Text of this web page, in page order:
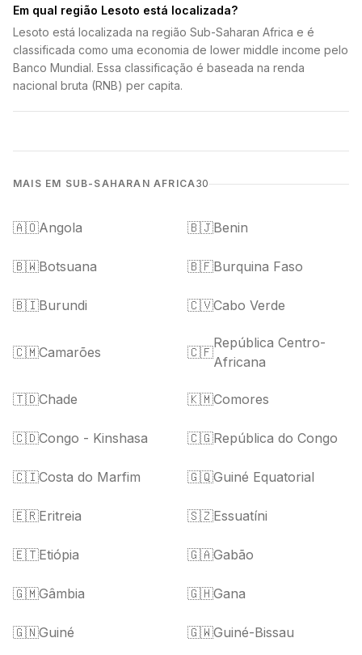
Em qual região Lesoto está localizada?
Lesoto está localizada na região Sub-Saharan Africa e é
classificada como uma economia de lower middle income pelo
Banco Mundial. Essa classificação é baseada na renda
nacional bruta (RNB) per capita.
MAIS EM SUB-SAHARAN AFRICA30
🇦🇴Angola 🇧🇯Benin
🇧🇼Botsuana 🇧🇫Burquina Faso
🇧🇮Burundi 🇨🇻Cabo Verde
🇨🇲Camarões 🇨🇫
República Centro-
Africana
🇹🇩Chade 🇰🇲Comores
🇨🇩Congo - Kinshasa 🇨🇬República do Congo
🇨🇮Costa do Marfim 🇬🇶Guiné Equatorial
🇪🇷Eritreia 🇸🇿Essuatíni
🇪🇹Etiópia 🇬🇦Gabão
🇬🇲Gâmbia 🇬🇭Gana
🇬🇳Guiné 🇬🇼Guiné-Bissau